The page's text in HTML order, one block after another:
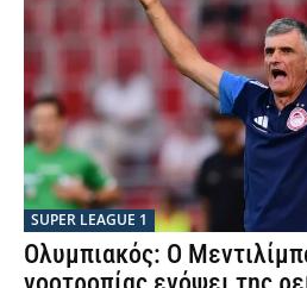
SUPER LEAGUE 1
Ολυμπιακός: Ο